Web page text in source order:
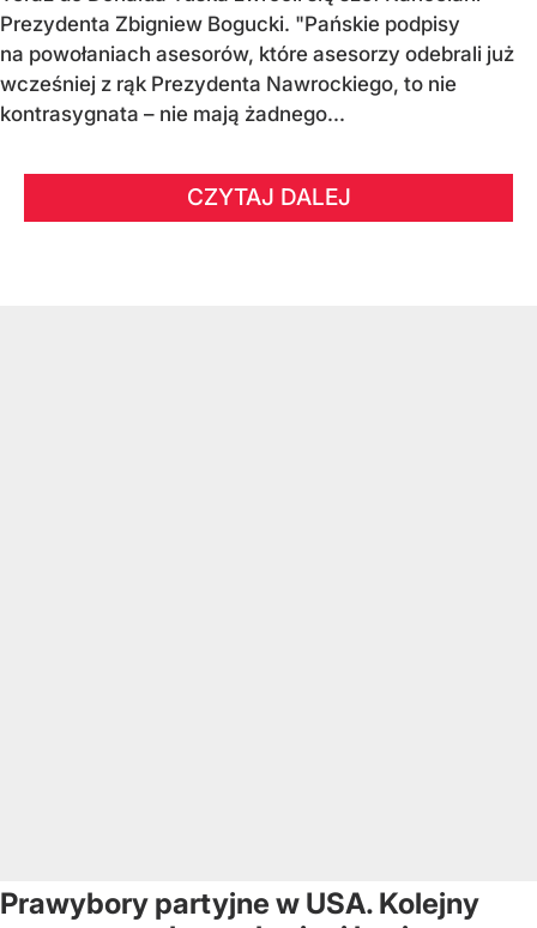
Prezydenta Zbigniew Bogucki. "Pańskie podpisy
na powołaniach asesorów, które asesorzy odebrali już
wcześniej z rąk Prezydenta Nawrockiego, to nie
kontrasygnata – nie mają żadnego...
CZYTAJ DALEJ
Prawybory partyjne w USA. Kolejny